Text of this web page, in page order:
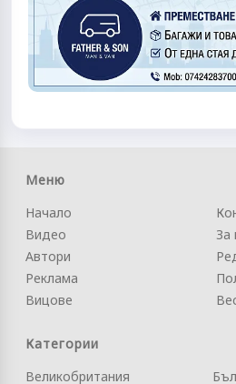
Меню
Начало
Видео
Автори
Реклама
Вицове
За
Категории
Великобритания